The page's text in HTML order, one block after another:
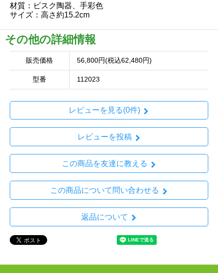
材質：ビスク陶器、手彩色
サイズ：高さ約15.2cm
その他の詳細情報
販売価格 56,800円(税込62,480円)
型番 112023
レビューを見る(0件)
レビューを投稿
この商品を友達に教える
この商品について問い合わせる
返品について